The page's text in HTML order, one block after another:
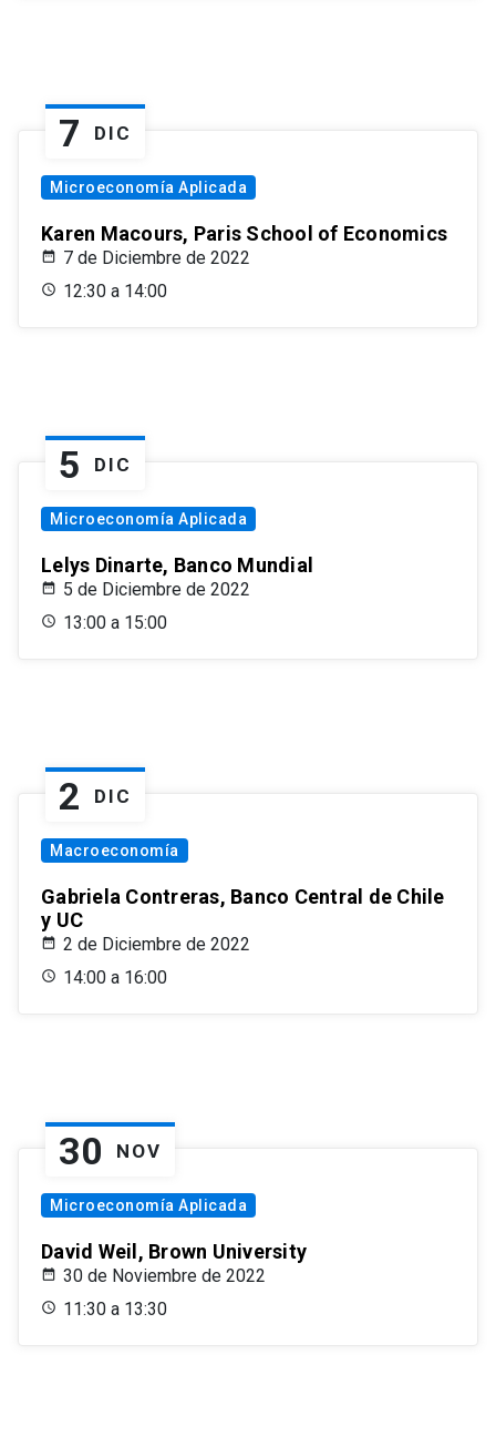
7 DIC
Microeconomía Aplicada
Karen Macours, Paris School of Economics
7 de Diciembre de 2022
12:30 a 14:00
5 DIC
Microeconomía Aplicada
Lelys Dinarte, Banco Mundial
5 de Diciembre de 2022
13:00 a 15:00
2 DIC
Macroeconomía
Gabriela Contreras, Banco Central de Chile
y UC
2 de Diciembre de 2022
14:00 a 16:00
30 NOV
Microeconomía Aplicada
David Weil, Brown University
30 de Noviembre de 2022
11:30 a 13:30